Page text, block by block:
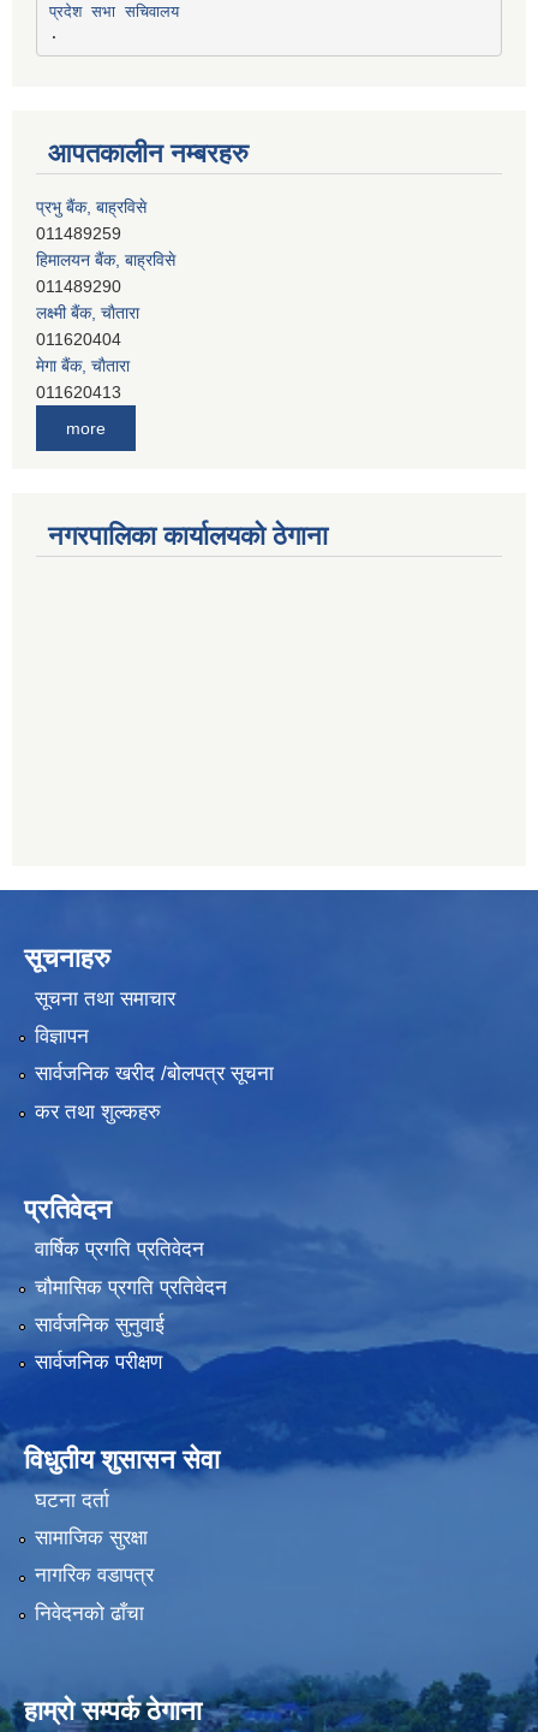
प्रदेश सभा सचिवालय
आपतकालीन नम्बरहरु
प्रभु बैंक, बाह्रविसे
हिमालयन बैंक, बाह्रविसे
011489290
लक्ष्मी बैंक, चाैतारा
011620404
मेगा बैंक, चाैतारा
011620413
जनता बैंक, चाैतारा
011620406
011401005
सिभिल बैंक, मेलम्ची
011401055
more
नगरपालिका कार्यालयको ठेगाना
सूचनाहरु
सूचना तथा समाचार
विज्ञापन
सार्वजनिक खरीद /बोलपत्र सूचना
कर तथा शुल्कहरु
प्रतिवेदन
वार्षिक प्रगति प्रतिवेदन
चौमासिक प्रगति प्रतिवेदन
सार्वजनिक सुनुवाई
सार्वजनिक परीक्षण
विधुतीय शुसासन सेवा
घटना दर्ता
सामाजिक सुरक्षा
नागरिक वडापत्र
निवेदनको ढाँचा
हाम्रो सम्पर्क ठेगाना